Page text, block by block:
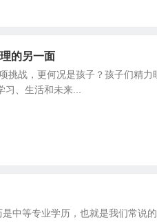
的另一面
挑战，更何况是孩子？孩子们精
习、生活和未来...
中等专业学历，也就是我们常说